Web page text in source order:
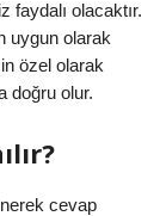
faydalı olacaktır.
uygun olarak
özel olarak
doğru olur.
cevap